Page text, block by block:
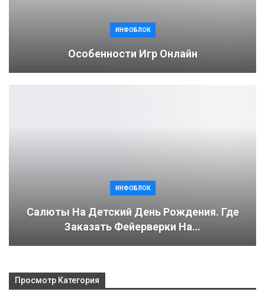
ИНФОБЛОК
Особенности Игр Онлайн
ИНФОБЛОК
Салюты На Детский День Рождения. Где
Заказать Фейерверки На…
Просмотр Категория